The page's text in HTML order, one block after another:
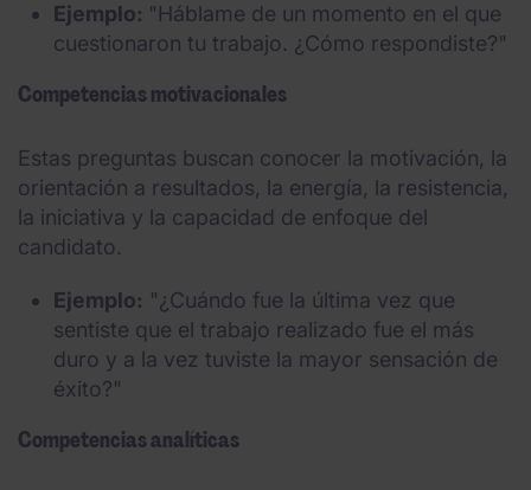
Ejemplo: "Háblame de un momento en el que
cuestionaron tu trabajo. ¿Cómo respondiste?"
Competencias motivacionales
Estas preguntas buscan conocer la motivación, la
orientación a resultados, la energía, la resistencia,
la iniciativa y la capacidad de enfoque del
candidato.
Ejemplo: "¿Cuándo fue la última vez que
sentiste que el trabajo realizado fue el más
duro y a la vez tuviste la mayor sensación de
éxito?"
Competencias analíticas